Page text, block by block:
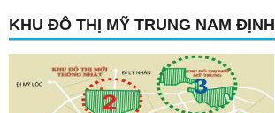
KHU ĐÔ THỊ MỸ TRUNG NAM ĐỊNH